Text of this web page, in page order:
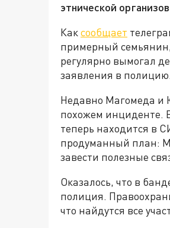
этнической
Каксообщает
примерный
регулярно вымогал
заявления в полицию.
Недавно Магомеда и
похожем инциденте.
теперь находится в
продуманный план:
завести полезные
Оказалось, что в
полиция.
что найдутся все